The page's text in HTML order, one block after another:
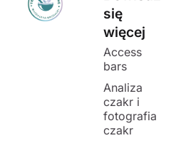
się
więcej
Access
bars
Analiza
czakr i
fotografia
czakr